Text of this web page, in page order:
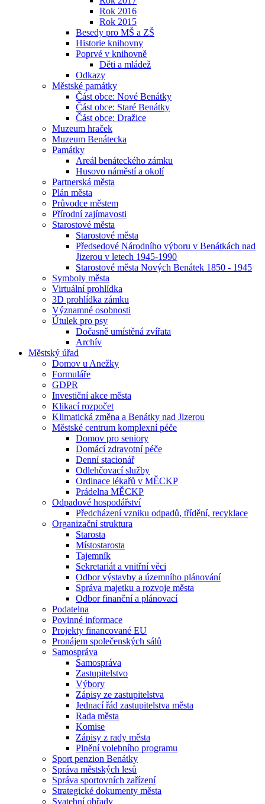
Rok 2016
Rok 2015
Besedy pro MŠ a ZŠ
Historie knihovny
Poprvé v knihovně
Děti a mládež
Odkazy
Městské památky
Část obce: Nové Benátky
Část obce: Staré Benátky
Část obce: Dražice
Muzeum hraček
Muzeum Benátecka
Památky
Areál benáteckého zámku
Husovo náměstí a okolí
Partnerská města
Plán města
Průvodce městem
Přírodní zajímavosti
Starostové města
Starostové města
Předsedové Národního výboru v Benátkách nad
Jizerou v letech 1945-1990
Starostové města Nových Benátek 1850 - 1945
Symboly města
Virtuální prohlídka
3D prohlídka zámku
Významné osobnosti
Útulek pro psy
Dočasně umístěná zvířata
Archív
Městský úřad
Domov u Anežky
Formuláře
GDPR
Investiční akce města
Klikací rozpočet
Klimatická změna a Benátky nad Jizerou
Městské centrum komplexní péče
Domov pro seniory
Domácí zdravotní péče
Denní stacionář
Odlehčovací služby
Ordinace lékařů v MĚCKP
Prádelna MĚCKP
Odpadové hospodářství
Předcházení vzniku odpadů, třídění, recyklace
Organizační struktura
Starosta
Místostarosta
Tajemník
Sekretariát a vnitřní věci
Odbor výstavby a územního plánování
Správa majetku a rozvoje města
Odbor finanční a plánovací
Podatelna
Povinné informace
Projekty financované EU
Pronájem společenských sálů
Samospráva
Samospráva
Zastupitelstvo
Výbory
Zápisy ze zastupitelstva
Jednací řád zastupitelstva města
Rada města
Komise
Zápisy z rady města
Plnění volebního programu
Sport penzion Benátky
Správa městských lesů
Správa sportovních zařízení
Strategické dokumenty města
Svatební obřady